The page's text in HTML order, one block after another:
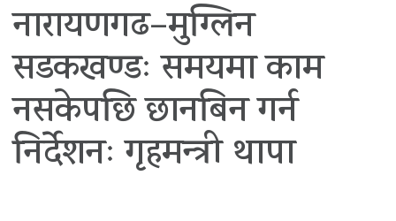
नारायणगढ–मुग्लिन
सडकखण्डः समयमा काम
नसकेपछि छानबिन गर्न
निर्देशनः गृहमन्त्री थापा